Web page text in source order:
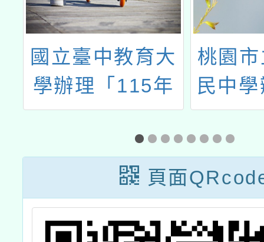
國立臺中教育大
學辦理「115年
度教師專業成長
研習—「夢的N
次方」實踐家論
壇（中區臺中
場）」
桃園
民中
學年
習路
研習—
「生
頁面